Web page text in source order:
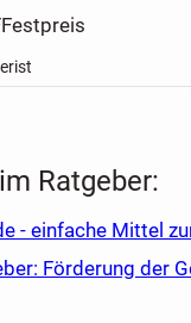
ich sehr gerne...
Festpreis
Ratgeber:
- einfache Mittel
Förderung der